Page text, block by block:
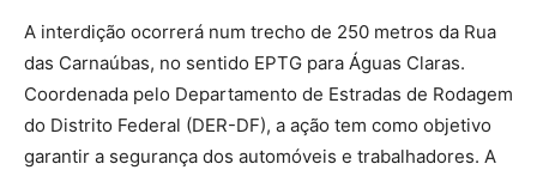
A interdição ocorrerá num trecho de 250 metros da Rua
das Carnaúbas, no sentido EPTG para Águas Claras.
Coordenada pelo Departamento de Estradas de Rodagem
do Distrito Federal (DER-DF), a ação tem como objetivo
garantir a segurança dos automóveis e trabalhadores. A